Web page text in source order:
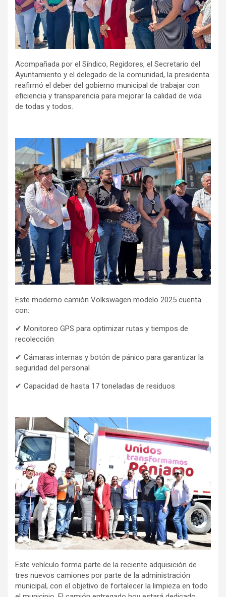
Acompañada por el Síndico, Regidores, el Secretario del
Ayuntamiento y el delegado de la comunidad, la presidenta
reafirmó el deber del gobierno municipal de trabajar con
eficiencia y transparencia para mejorar la calidad de vida
de todas y todos.
Este moderno camión Volkswagen modelo 2025 cuenta
con:
✔ Monitoreo GPS para optimizar rutas y tiempos de
recolección
✔ Cámaras internas y botón de pánico para garantizar la
seguridad del personal
✔ Capacidad de hasta 17 toneladas de residuos
Este vehículo forma parte de la reciente adquisición de
tres nuevos camiones por parte de la administración
municipal, con el objetivo de fortalecer la limpieza en todo